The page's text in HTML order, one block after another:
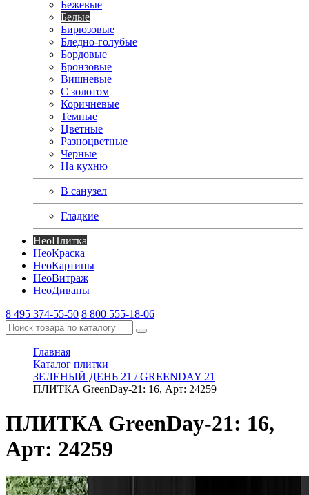
Бежевые
Белые
Бирюзовые
Бледно-голубые
Бордовые
Бронзовые
Вишневые
С золотом
Коричневые
Темные
Цветные
Разноцветные
Черные
На кухню
В санузел
Гладкие
НеоПлитка
НеоКраска
НеоКартины
НеоВитраж
НеоДиваны
8 495 374-55-50 8 800 555-18-06
Главная
Каталог плитки
ЗЕЛЕНЫЙ ДЕНЬ 21 / GREENDAY 21
ПЛИТКА GreenDay-21: 16, Арт: 24259
ПЛИТКА GreenDay-21: 16,
Арт: 24259